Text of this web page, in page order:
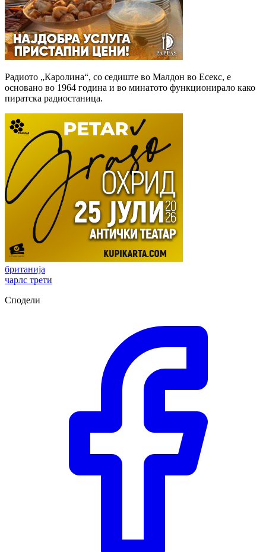
Радиото „Каролина“, со седиште во Малдон во Есекс, е
основано во 1964 година и во минатото функционирало како
пиратска радиостаница.
британија
чарлс трети
Сподели